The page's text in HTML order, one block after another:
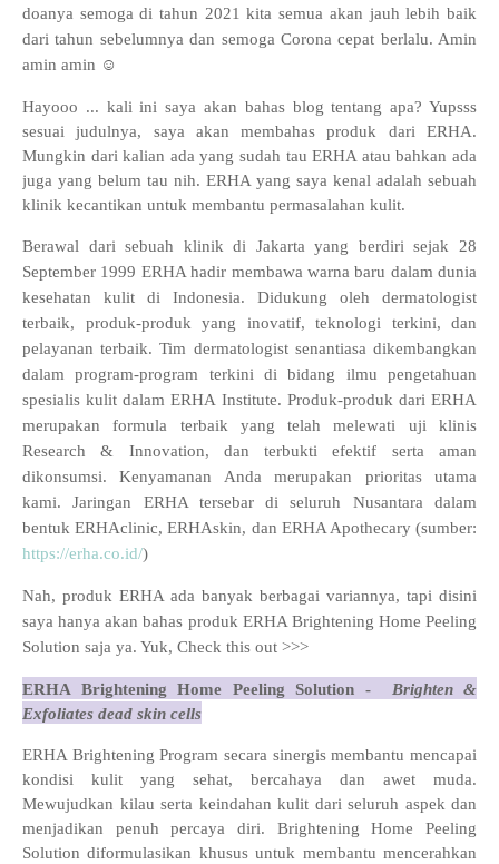
doanya semoga di tahun 2021 kita semua akan jauh lebih baik
dari tahun sebelumnya dan semoga Corona cepat berlalu. Amin
amin amin ☺
Hayooo ... kali ini saya akan bahas blog tentang apa? Yupsss
sesuai judulnya, saya akan membahas produk dari ERHA.
Mungkin dari kalian ada yang sudah tau ERHA atau bahkan ada
juga yang belum tau nih. ERHA yang saya kenal adalah sebuah
klinik kecantikan untuk membantu permasalahan kulit.
Berawal dari sebuah klinik di Jakarta yang berdiri sejak 28
September 1999 ERHA hadir membawa warna baru dalam dunia
kesehatan kulit di Indonesia. Didukung oleh dermatologist
terbaik, produk-produk yang inovatif, teknologi terkini, dan
pelayanan terbaik.Tim dermatologist senantiasa dikembangkan
dalam program-program terkini di bidang ilmu pengetahuan
spesialis kulit dalam ERHA Institute. Produk-produk dari ERHA
merupakan formula terbaik yang telah melewati uji klinis
Research & Innovation, dan terbukti efektif serta aman
dikonsumsi.Kenyamanan Anda merupakan prioritas utama
kami. Jaringan ERHA tersebar di seluruh Nusantara dalam
bentuk ERHAclinic, ERHAskin, dan ERHA Apothecary (sumber:
https://erha.co.id/)
Nah, produk ERHA ada banyak berbagai variannya, tapi disini
saya hanya akan bahas produk ERHA Brightening Home Peeling
Solution saja ya. Yuk, Check this out >>>
ERHA Brightening Home Peeling Solution - Brighten &
Exfoliates dead skin cells
ERHA Brightening Program secara sinergis membantu mencapai
kondisi kulit yang sehat, bercahaya dan awet muda.
Mewujudkan kilau serta keindahan kulit dari seluruh aspek dan
menjadikan penuh percaya diri. Brightening Home Peeling
Solution diformulasikan khusus untuk membantu mencerahkan